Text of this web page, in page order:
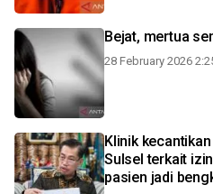
Bejat, mertua
28 February 2026
Klinik
Sulsel terkait
pasien jadi